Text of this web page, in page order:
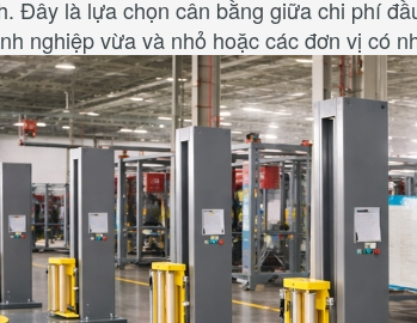
Đây là lựa chọn cân bằng giữa chi phí
nghiệp vừa và nhỏ hoặc các đơn vị có